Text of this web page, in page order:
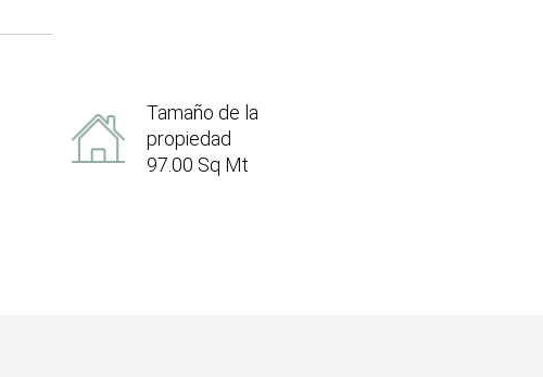
Tamaño de la
propiedad
97.00 Sq Mt